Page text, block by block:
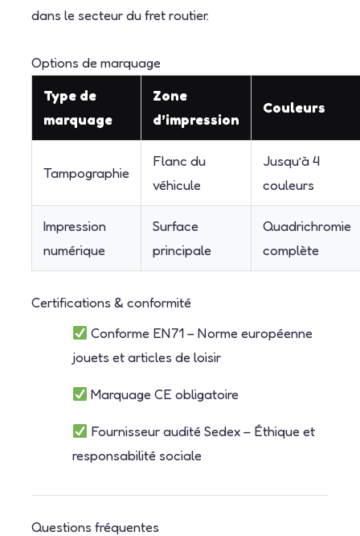
dans le secteur du fret routier.
Options de marquage
Type de
marquage
Zone
d’impression
Couleurs
Tampographie
Flanc du
véhicule
Jusqu’à 4
couleurs
Impression
numérique
Surface
principale
Quadrichromie
complète
Certifications & conformité
Conforme EN71 – Norme européenne
jouets et articles de loisir
Marquage CE obligatoire
Fournisseur audité Sedex – Éthique et
responsabilité sociale
Questions fréquentes